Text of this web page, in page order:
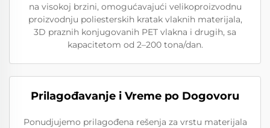
na visokoj brzini, omogućavajući velikoproizvodnu
proizvodnju poliesterskih kratak vlaknih materijala,
3D praznih konjugovanih PET vlakna i drugih, sa
kapacitetom od 2–200 tona/dan.
Prilagođavanje i Vreme po Dogovoru
Ponudjujemo prilagođena rešenja za vrstu materijala